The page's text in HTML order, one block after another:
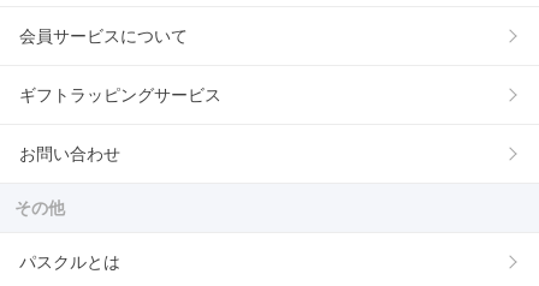
会員サービスについて
ギフトラッピングサービス
お問い合わせ
その他
パスクルとは